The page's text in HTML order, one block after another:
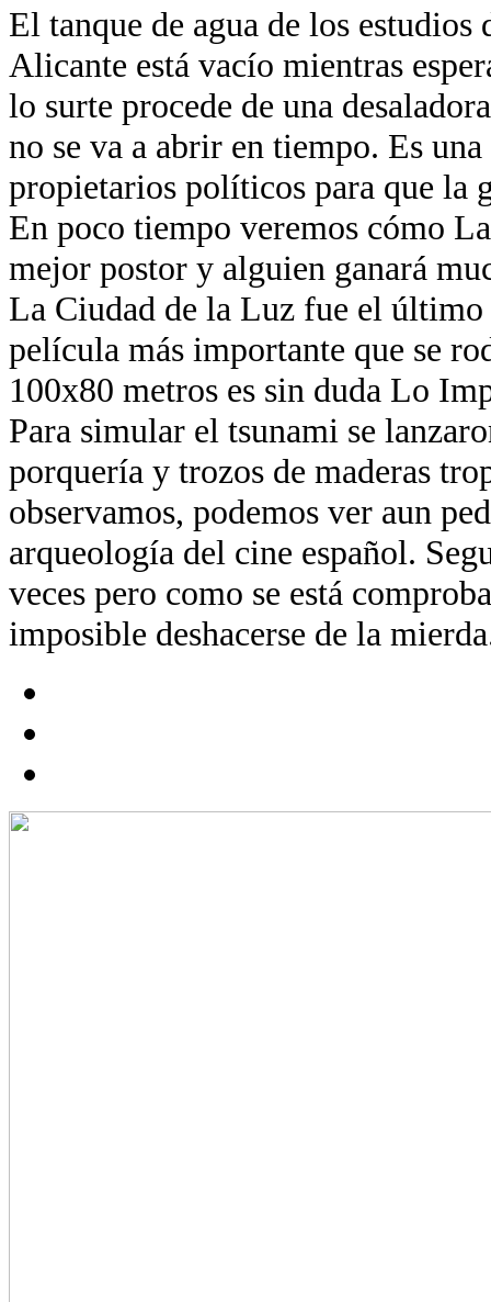
El tanque de agua de los
Alicante está vacío mientras
lo surte procede de una
no se va a abrir en tiempo. Es
propietarios políticos para que la
En poco tiempo veremos cómo
mejor postor y alguien ganará
La Ciudad de la Luz fue el
película más importante que se
100x80 metros es sin duda Lo
Para simular el tsunami se
porquería y trozos de maderas
observamos, podemos ver aun
arqueología del cine español.
veces pero como se está
imposible deshacerse de la